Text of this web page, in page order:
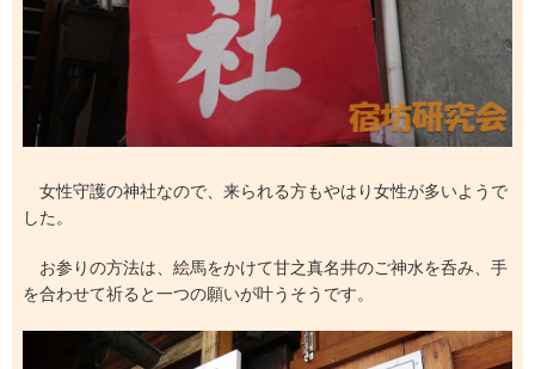
女性守護の神社なので、来られる方もやはり女性が多いようで
した。
お参りの方法は、絵馬をかけて甘之真名井のご神水を呑み、手
を合わせて祈ると一つの願いが叶うそうです。